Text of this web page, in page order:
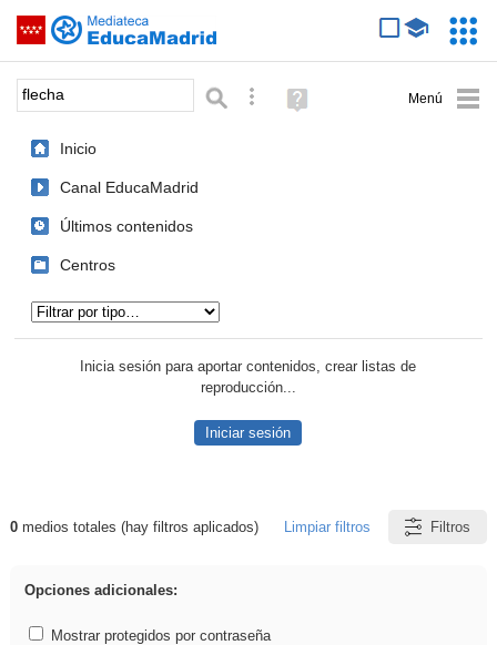
Saltar navegación
Palabra o frase: Búsqueda avanzada
Ayuda
(en
Inicio
Canal EducaMadrid
Últimos contenidos
Centros
Inicia sesión para aportar contenidos, crear listas de
reproducción...
Iniciar sesión
Resultados de: flecha
0medios totales (hay filtros aplicados) Limpiar filtros Filtros
Opciones adicionales:
Mostrar protegidos por contraseña